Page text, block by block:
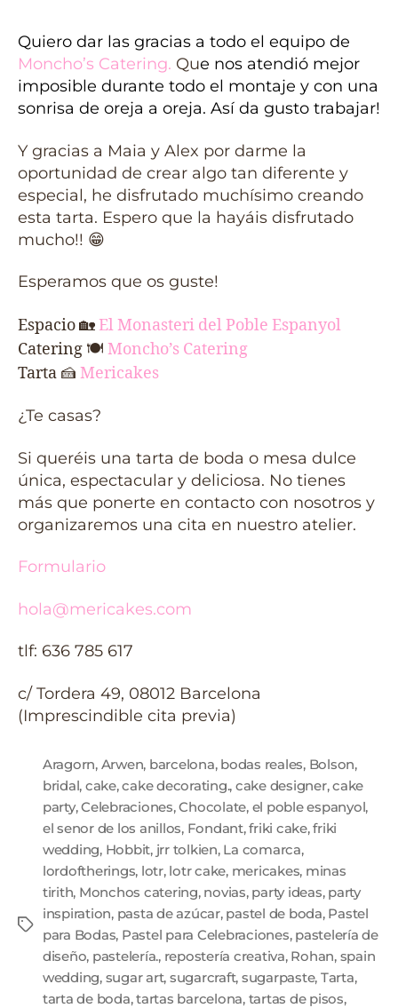
Quiero dar las gracias a todo el equipo de
Moncho’s Catering. Que nos atendió mejor
imposible durante todo el montaje y con una
sonrisa de oreja a oreja. Así da gusto trabajar!
Y gracias a Maia y Alex por darme la
oportunidad de crear algo tan diferente y
especial, he disfrutado muchísimo creando
esta tarta. Espero que la hayáis disfrutado
mucho!! 😁
Esperamos que os guste!
Espacio🏡El Monasteri del Poble Espanyol
Catering 🍽 Moncho’s Catering
Tarta 🍰 Mericakes
¿Te casas?
Si queréis una tarta de boda o mesa dulce
única, espectacular y deliciosa. No tienes
más que ponerte en contacto con nosotros y
organizaremos una cita en nuestro atelier.
Formulario
hola@mericakes.com
tlf: 636 785 617
c/ Tordera 49, 08012 Barcelona
(Imprescindible cita previa)
Aragorn, Arwen, barcelona, bodas reales, Bolson,
bridal, cake,cake decorating., cake designer,cake
party,Celebraciones,Chocolate, el poble espanyol,
el senor de los anillos, Fondant,friki cake,friki
wedding, Hobbit, jrr tolkien, La comarca,
lordoftherings, lotr, lotr cake, mericakes, minas
tirith, Monchos catering, novias, party ideas, party
inspiration, pasta de azúcar, pastel de boda, Pastel
para Bodas, Pastel para Celebraciones, pastelería de
diseño, pastelería., repostería creativa, Rohan, spain
wedding, sugar art, sugarcraft, sugarpaste, Tarta,
tarta de boda,tartas barcelona, tartas de pisos,